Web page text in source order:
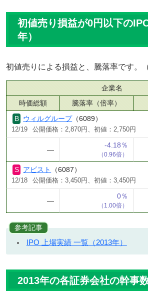
初値売り損益が0円以下の
年）
初値売りによる損益と、騰落率です。
企業名
時価総額
騰落率（倍率）
ウィルグループ（6089）
12/19 公開価格：2,870円、初値：2,750円
―
-4.18％
（0.96倍）
アビスト （6087）
12/18 公開価格：3,450円、初値：3,450円
―
0％
（1.00倍）
参考記事
IPO 上場実績 一覧（2013年）
2013年の各証券会社の幹事